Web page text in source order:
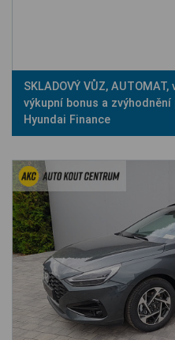
SKLADOVÝ VŮZ,
výkupní bonus a
Hyundai Finance